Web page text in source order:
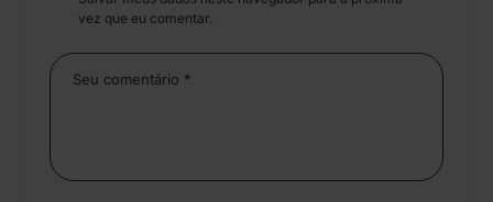
vez que eu comentar.